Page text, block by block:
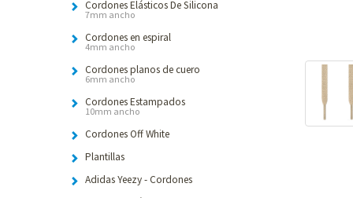
Cordones Elásticos De Silicona
7mm ancho
Cordones en espiral
4mm ancho
Cordones planos de cuero
6mm ancho
Cordones Estampados
10mm ancho
Cordones Off White
Plantillas
Adidas Yeezy - Cordones